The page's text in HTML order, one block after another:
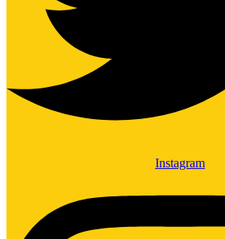
Instagram